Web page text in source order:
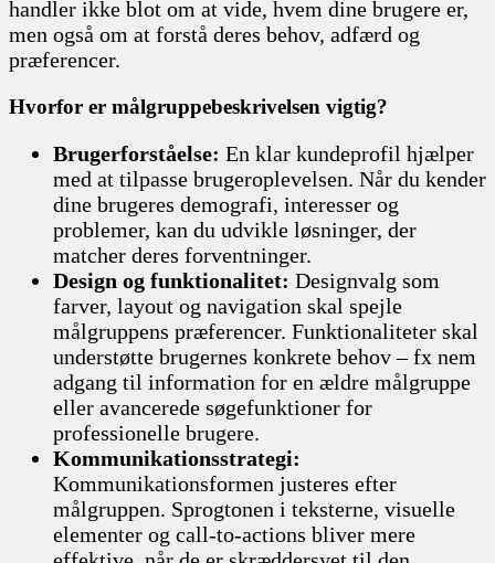
handler ikke blot om at vide, hvem dine brugere er,
men også om at forstå deres behov, adfærd og
præferencer.
Hvorfor er målgruppebeskrivelsen vigtig?
Brugerforståelse: En klar kundeprofil hjælper
med at tilpasse brugeroplevelsen. Når du kender
dine brugeres demografi, interesser og
problemer, kan du udvikle løsninger, der
matcher deres forventninger.
Design og funktionalitet: Designvalg som
farver, layout og navigation skal spejle
målgruppens præferencer. Funktionaliteter skal
understøtte brugernes konkrete behov – fx nem
adgang til information for en ældre målgruppe
eller avancerede søgefunktioner for
professionelle brugere.
Kommunikationsstrategi:
Kommunikationsformen justeres efter
målgruppen. Sprogtonen i teksterne, visuelle
elementer og call-to-actions bliver mere